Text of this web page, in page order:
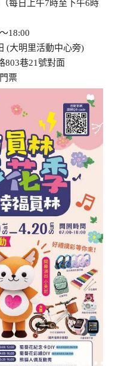
每日上午7時至下午6時
18:00
(大明里活動中心旁)
803巷21號對面
票